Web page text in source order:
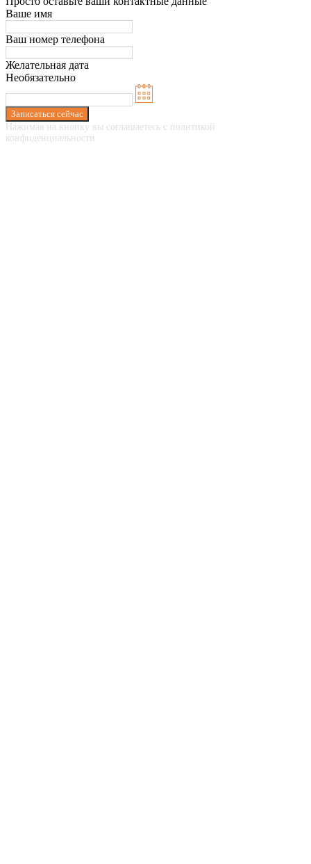
Ваше имя
Ваш номер телефона
Желательная дата
Необязательно
Записаться сейчас
Нажимая на кнопку вы соглашаетесь с политикой
конфиденциальности